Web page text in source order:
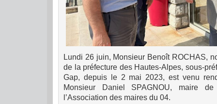
Lundi 26 juin, Monsieur Benoît ROCHAS,
de la préfecture des Hautes-Alpes, sous-
Gap, depuis le 2 mai 2023, est venu
Monsieur Daniel SPAGNOU, maire
l’Association des maires du 04.